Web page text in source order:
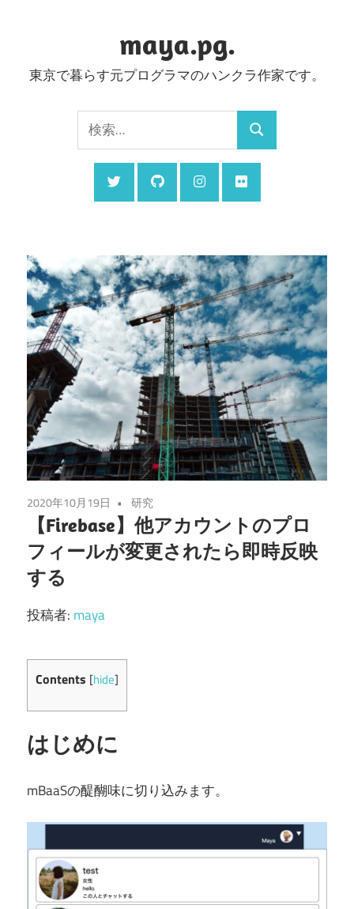
ン
maya.pg.
東京で暮らす元プログラマのハンクラ作家です。
索:
検
索
2020年10月19日 研究
【Firebase】他アカウントのプロ
フィールが変更されたら即時反映
する
投稿者: maya
Contents [hide]
はじめに
mBaaSの醍醐味に切り込みます。